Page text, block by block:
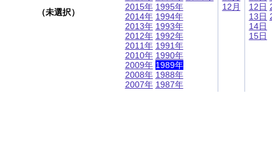
（未選択）
2015年
2014年
2013年
2012年
2011年
2010年
2009年
2008年
2007年
1995年
1994年
1993年
1992年
1991年
1990年
1989年
1988年
1987年
12月
12日
13日
14日
15日